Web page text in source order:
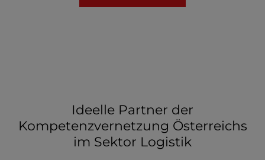
Ideelle Partner der
Kompetenzvernetzung Österreichs
im Sektor Logistik